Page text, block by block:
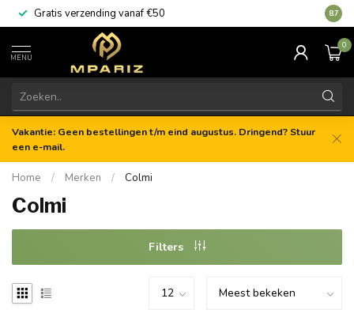
Gratis verzending vanaf €50 8.7
MENU
0
Vakantie: Geen bestellingen t/m eind augustus. Dringend? Stuur
een e-mail.
Home / Merken / Colmi
Colmi
Filters